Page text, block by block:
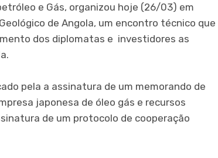
e Gás, organizou hoje (26/03) em
de Angola, um encontro técnico que
dos diplomatas e investidores as
pela a assinatura de um memorando de
japonesa de óleo gás e recursos
de um protocolo de cooperação